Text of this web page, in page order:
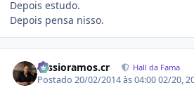
Depois estudo.
Depois pensa nisso.
cassioramos.cr Hall da Fama
Postado20/02/2014 às 04:0002/20,